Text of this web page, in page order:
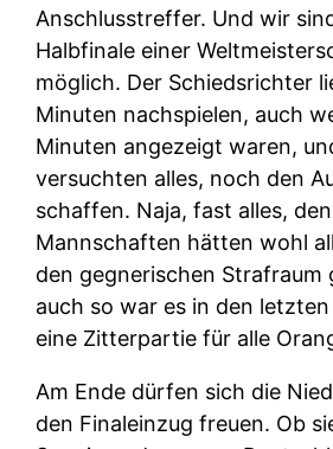
Anschlusstreffer. Und wir
Halbfinale einer
möglich. Der Schiedsrichter
Minuten nachspielen, auch
Minuten angezeigt waren,
versuchten alles, noch den
schaffen. Naja, fast alles,
Mannschaften hätten wohl
den gegnerischen Strafraum
auch so war es in den
eine Zitterpartie für alle
Am Ende dürfen sich die
den Finaleinzug freuen. Ob